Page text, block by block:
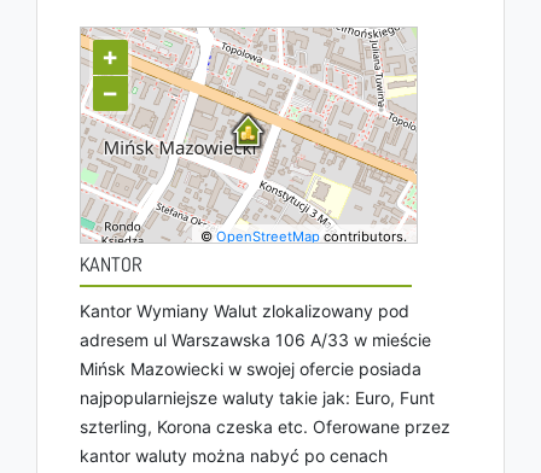
+
−
©OpenStreetMap contributors.
KANTOR
Kantor Wymiany Walut zlokalizowany pod
adresem ul Warszawska 106 A/33 w mieście
Mińsk Mazowiecki w swojej ofercie posiada
najpopularniejsze waluty takie jak: Euro, Funt
szterling, Korona czeska etc. Oferowane przez
kantor waluty można nabyć po cenach